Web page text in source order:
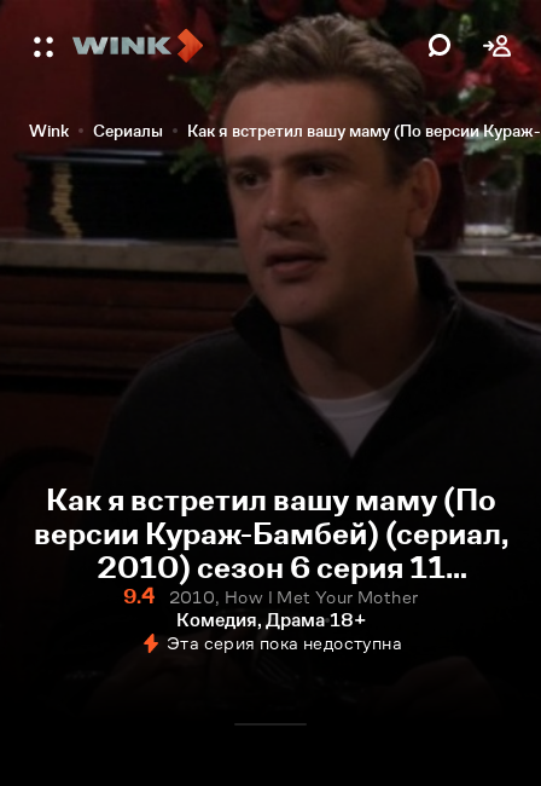
Wink Сериалы Как я встретил вашу маму (По версии
Как я встретил вашу маму (По
версии Кураж-Бамбей) (сериал,
2010) сезон 6 серия 11
смотреть онлайн
9.4
2010, How I Met Your Mother
Комедия, Драма 18+
Эта серия пока недоступна